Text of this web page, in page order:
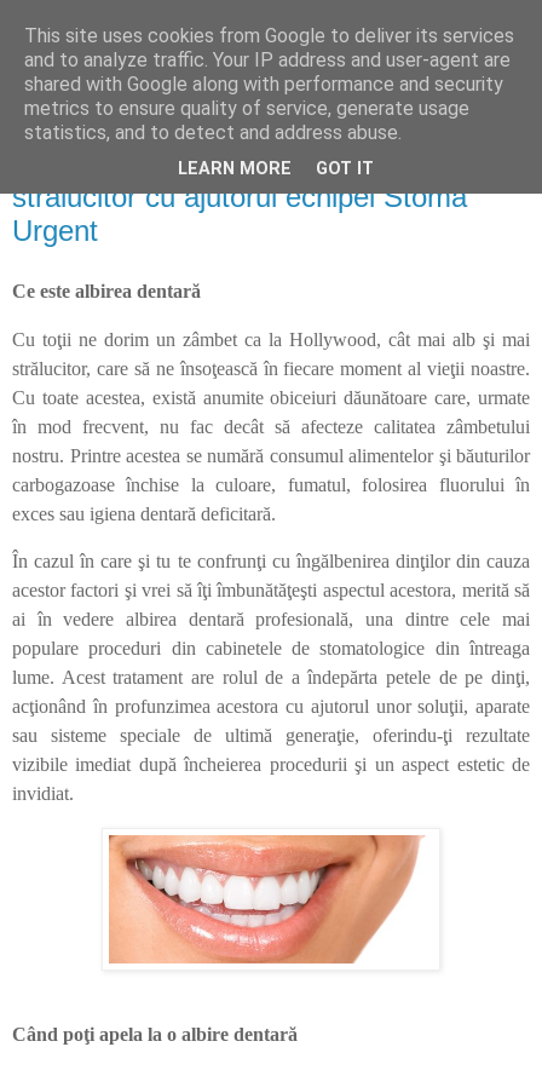
politically correct
sâmbătă, 15 ianuarie 2022
Obţine un zâmbet mai alb şi mai
strălucitor cu ajutorul echipei Stoma
Urgent
Ce este albirea dentară
Cu toţii ne dorim un zâmbet ca la Hollywood, cât mai alb şi mai
strălucitor, care să ne însoţească în fiecare moment al vieţii noastre.
Cu toate acestea, există anumite obiceiuri dăunătoare care, urmate
în mod frecvent, nu fac decât să afecteze calitatea zâmbetului
nostru. Printre acestea se numără consumul alimentelor şi băuturilor
carbogazoase închise la culoare, fumatul, folosirea fluorului în
exces sau igiena dentară deficitară.
În cazul în care şi tu te confrunţi cu îngălbenirea dinţilor din cauza
acestor factori şi vrei să îţi îmbunătăţeşti aspectul acestora, merită să
ai în vedere albirea dentară profesională, una dintre cele mai
populare proceduri din cabinetele de stomatologice din întreaga
lume. Acest tratament are rolul de a îndepărta petele de pe dinţi,
acţionând în profunzimea acestora cu ajutorul unor soluţii, aparate
sau sisteme speciale de ultimă generaţie, oferindu-ţi rezultate
vizibile imediat după încheierea procedurii şi un aspect estetic de
invidiat.
Când poţi apela la o albire dentară
This site uses cookies from Google to deliver its services
and to analyze traffic. Your IP address and user-agent are
shared with Google along with performance and security
metrics to ensure quality of service, generate usage
statistics, and to detect and address abuse.
LEARN MORE GOT IT